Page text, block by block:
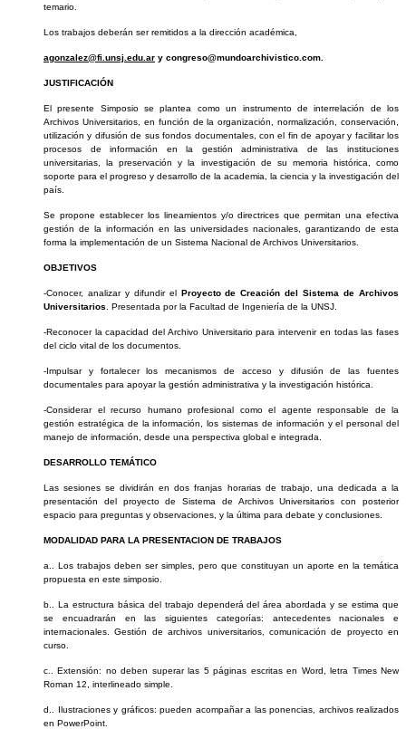
temario.
Los trabajos deberán ser remitidos a la dirección académica,
agonzalez@fi.unsj.edu.ar y congreso@mundoarchivistico.com.
JUSTIFICACIÓN
El presente Simposio se plantea como un instrumento de interrelación de los
Archivos Universitarios, en función de la organización, normalización, conservación,
utilización y difusión de sus fondos documentales, con el fin de apoyar y facilitar los
procesos de información en la gestión administrativa de las instituciones
universitarias, la preservación y la investigación de su memoria histórica, como
soporte para el progreso y desarrollo de la academia, la ciencia y la investigación del
país.
Se propone establecer los lineamientos y/o directrices que permitan una efectiva
gestión de la información en las universidades nacionales, garantizando de esta
forma la implementación de un Sistema Nacional de Archivos Universitarios.
OBJETIVOS
-Conocer, analizar y difundir el Proyecto de Creación del Sistema de Archivos
Universitarios . Presentada por la Facultad de Ingeniería de la UNSJ.
-Reconocer la capacidad del Archivo Universitario para intervenir en todas las fases
del ciclo vital de los documentos.
-Impulsar y fortalecer los mecanismos de acceso y difusión de las fuentes
documentales para apoyar la gestión administrativa y la investigación histórica.
-Considerar el recurso humano profesional como el agente responsable de la
gestión estratégica de la información, los sistemas de información y el personal del
manejo de información, desde una perspectiva global e integrada.
DESARROLLO TEMÁTICO
Las sesiones se dividirán en dos franjas horarias de trabajo, una dedicada a la
presentación del proyecto de Sistema de Archivos Universitarios con posterior
espacio para preguntas y observaciones, y la última para debate y conclusiones.
MODALIDAD PARA LA PRESENTACION DE TRABAJOS
a.. Los trabajos deben ser simples, pero que constituyan un aporte en la temática
propuesta en este simposio.
b.. La estructura básica del trabajo dependerá del área abordada y se estima que
se encuadrarán en las siguientes categorías: antecedentes nacionales e
internacionales. Gestión de archivos universitarios, comunicación de proyecto en
curso.
c.. Extensión: no deben superar las 5 páginas escritas en Word, letra Times New
Roman 12, interlineado simple.
d.. Ilustraciones y gráficos: pueden acompañar a las ponencias, archivos realizados
en PowerPoint.